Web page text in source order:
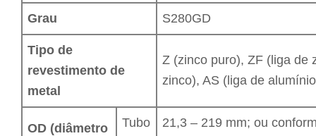
Grau S280GD
Tipo de
revestimento de
metal
Z (zinco puro), ZF (liga de
zinco), AS (liga de
OD (diâmetro
Tubo 21,3 – 219 mm; ou